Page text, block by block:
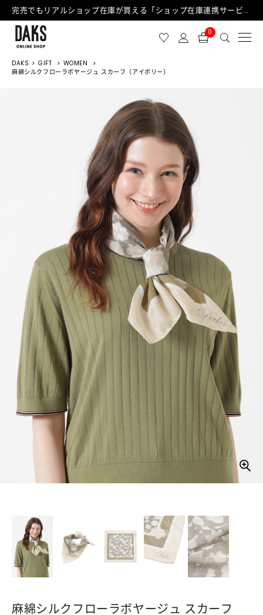
完売でもリアルショップ在庫が買える「ショップ在庫連携サービス」が日中もご利用可能になりました！
0
DAKS GIFT
WOMEN
麻綿シルクフローラボヤージュ スカーフ（アイボリー）
麻綿シルクフローラボヤージュ スカーフ